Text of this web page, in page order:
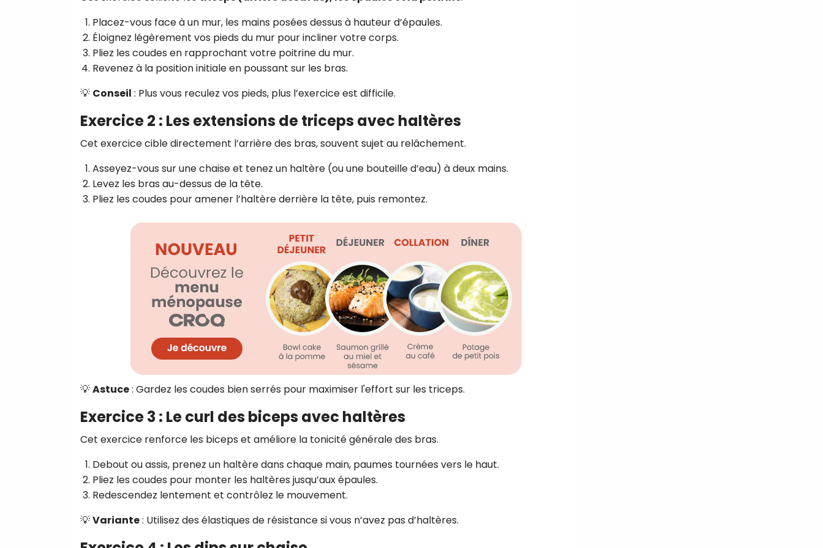
Placez-vous face à un mur, les mains posées dessus à hauteur d’épaules.
Éloignez légèrement vos pieds du mur pour incliner votre corps.
Pliez les coudes en rapprochant votre poitrine du mur.
Revenez à la position initiale en poussant sur les bras.
💡 Conseil : Plus vous reculez vos pieds, plus l’exercice est difficile.
Exercice 2 : Les extensions de triceps avec haltères
Cet exercice cible directement l’arrière des bras, souvent sujet au relâchement.
Asseyez-vous sur une chaise et tenez un haltère (ou une bouteille d’eau) à deux mains.
Levez les bras au-dessus de la tête.
Pliez les coudes pour amener l’haltère derrière la tête, puis remontez.
💡Astuce: Gardez les coudes bien serrés pour maximiser l'effort sur les triceps.
Exercice 3 : Le curl des biceps avec haltères
Cet exercice renforce les biceps et améliore la tonicité générale des bras.
Debout ou assis, prenez un haltère dans chaque main, paumes tournées vers le haut.
Pliez les coudes pour monter les haltères jusqu’aux épaules.
Redescendez lentement et contrôlez le mouvement.
💡Variante: Utilisez des élastiques de résistance si vous n’avez pas d’haltères.